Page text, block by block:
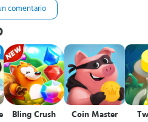
comentario
Bling Crush Coin Master